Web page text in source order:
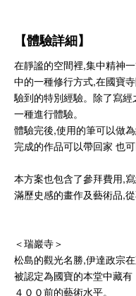
【體驗詳細】
在靜謐的空間裡,集中精神
中的一種修行方式,在國寶
驗到的特別經驗。除了寫
一種進行體驗。
體驗完後,使用的筆可以做為
完成的作品可以帶回家 也
本方案也包含了參拜費用,
滿歷史感的畫作及藝術品,
＜瑞巖寺＞
松島的觀光名勝,伊達政宗
被認定為國寶的本堂中藏
４００前的藝術水平。